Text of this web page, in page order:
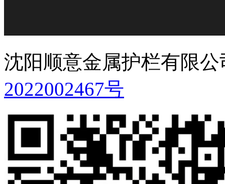
沈阳顺意金属护栏有限
2022002467号